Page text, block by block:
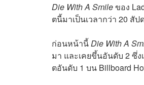
Die With A Smileของ
ตนี้มาเป็นเวลากว่า 20 สั
ก่อนหน้านี้Die With A
มา และเคยขึ้นอันดับ 2 ซึ่
ตอันดับ 1 บน Billboard